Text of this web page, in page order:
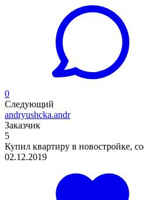
0
Следующий
andryushcka.andr
Заказчик
5
Купил квартиру в новостройке,
02.12.2019